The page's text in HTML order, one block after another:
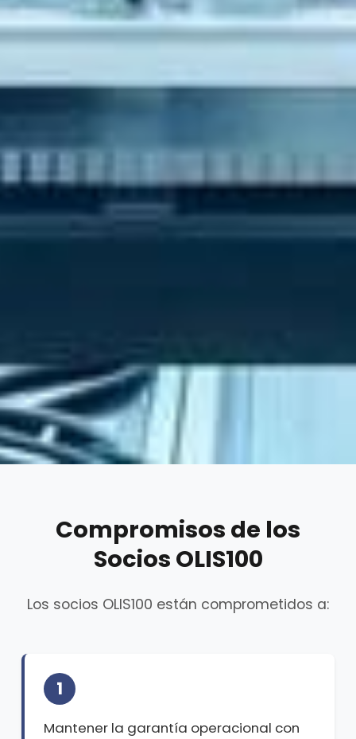
Compromisos de los
Socios OLIS100
Los socios OLIS100 están comprometidos a:
1
Mantener la garantía operacional con